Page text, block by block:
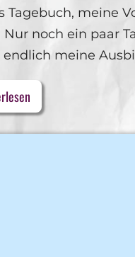
Tagebuch, meine
Nur noch ein paar
endlich meine